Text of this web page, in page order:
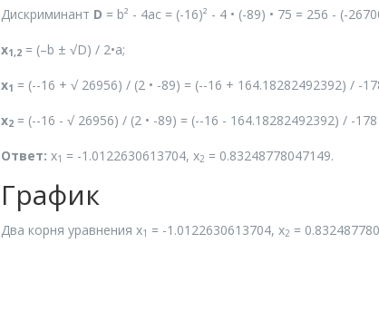
Дискриминант D = b² - 4ac = (-16)² - 4 • (-89) • 75 = 256 - (-
x1,2= (–b ± √D) / 2•a;
x1 = (--16 + √ 26956) / (2 • -89) = (--16 + 164.18282492392) / -
x2= (--16 - √ 26956) / (2 • -89) = (--16 - 164.18282492392) / -
Ответ: x1 = -1.0122630613704, x2 = 0.83248778047149.
График
Два корня уравнения x1 = -1.0122630613704, x2 =